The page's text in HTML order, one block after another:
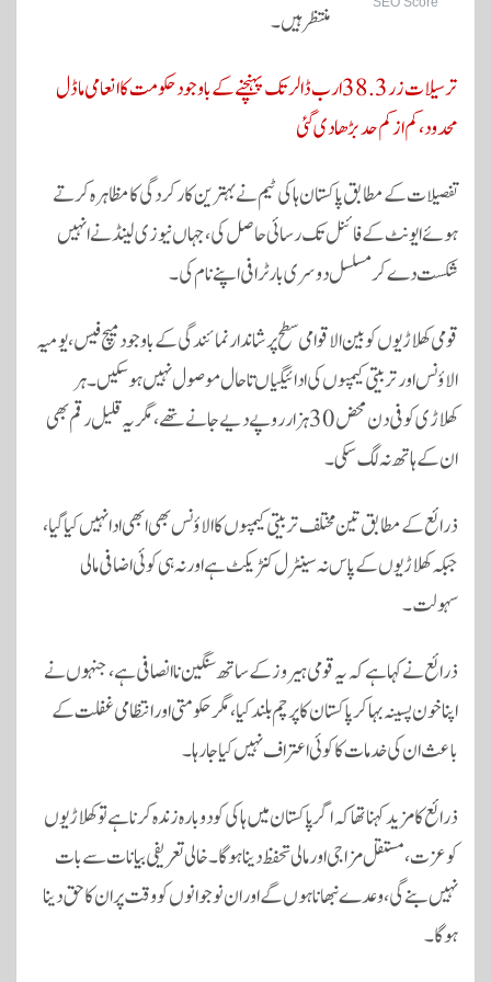
منتظر ہیں۔
ترسیلات زر 38.3 ارب ڈالر تک پہنچنے کے باوجود حکومت کا انعامی ماڈل
محدود، کم از کم حد بڑھا دی گئی
تفصیلات کے مطابق پاکستان ہاکی ٹیم نے بہترین کارکردگی کا مظاہرہ کرتے
ہوئے ایونٹ کے فائنل تک رسائی حاصل کی، جہاں نیوزی لینڈ نے انہیں
شکست دے کر مسلسل دوسری بار ٹرافی اپنے نام کی۔
قومی کھلاڑیوں کو بین الاقوامی سطح پر شاندار نمائندگی کے باوجود میچ فیس، یومیہ
الاؤنس اور تربیتی کیمپوں کی ادائیگیاں تاحال موصول نہیں ہو سکیں۔ ہر
کھلاڑی کو فی دن محض 30 ہزار روپے دیے جانے تھے، مگر یہ قلیل رقم بھی
ان کے ہاتھ نہ لگ سکی۔
ذرائع کے مطابق تین مختلف تربیتی کیمپوں کا الاؤنس بھی ابھی ادا نہیں کیا گیا،
جبکہ کھلاڑیوں کے پاس نہ سینٹرل کنٹریکٹ ہے اور نہ ہی کوئی اضافی مالی
سہولت۔
ذرائع نے کہا ہے کہ یہ قومی ہیروز کے ساتھ سنگین ناانصافی ہے، جنہوں نے
اپنا خون پسینہ بہا کر پاکستان کا پرچم بلند کیا، مگر حکومتی اور انتظامی غفلت کے
باعث ان کی خدمات کا کوئی اعتراف نہیں کیا جا رہا۔
ذرائع کا مزید کہنا تھا کہ اگر پاکستان میں ہاکی کو دوبارہ زندہ کرنا ہے تو کھلاڑیوں
کو عزت، مستقل مزاجی اور مالی تحفظ دینا ہوگا۔ خالی تعریفی بیانات سے بات
نہیں بنے گی، وعدے نبھانا ہوں گے اور ان نوجوانوں کو وقت پر ان کا حق دینا
ہوگا۔